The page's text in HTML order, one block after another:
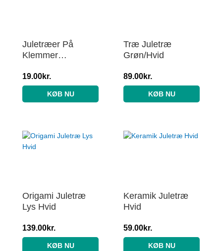
Juletræer På
Klemmer
19.00kr.
KØB NU
Træ Juletræ
Grøn/Hvid
89.00kr.
KØB NU
Origami Juletræ
Lys Hvid
139.00kr.
KØB NU
Keramik Juletræ
Hvid
59.00kr.
KØB NU